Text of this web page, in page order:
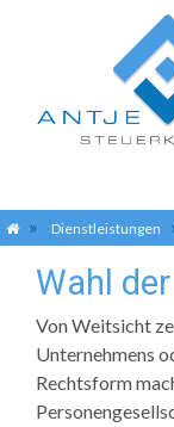
Zum
Inhalt
springen
Dienstleistungen
Wahl
Von Weitsicht
Unternehmens
Rechtsform